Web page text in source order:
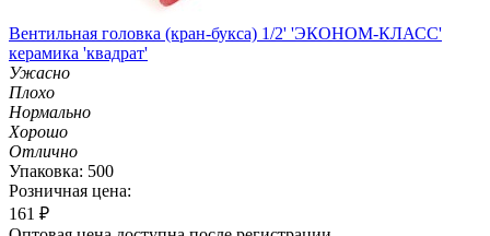
Вентильная головка (кран-букса) 1/2' 'ЭКОНОМ-КЛАСС'
керамика 'квадрат'
Ужасно
Плохо
Нормально
Хорошо
Отлично
Упаковка: 500
Розничная цена:
161 ₽